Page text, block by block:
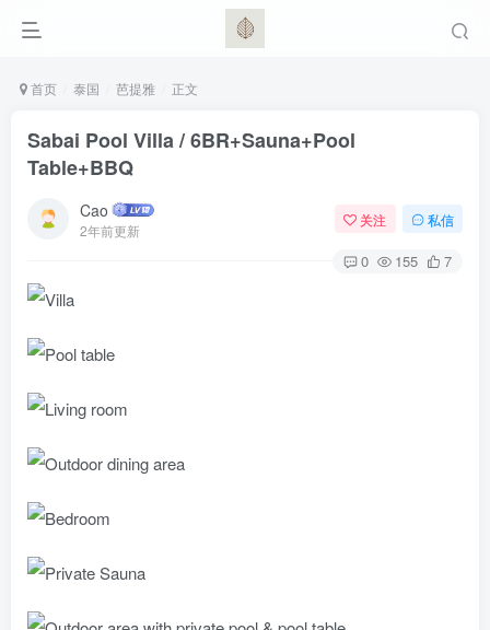
首页 泰国 芭提雅 正文
Sabai Pool Villa / 6BR+Sauna+Pool
Table+BBQ
Cao
2年前更新
关注 私信
0 155 7